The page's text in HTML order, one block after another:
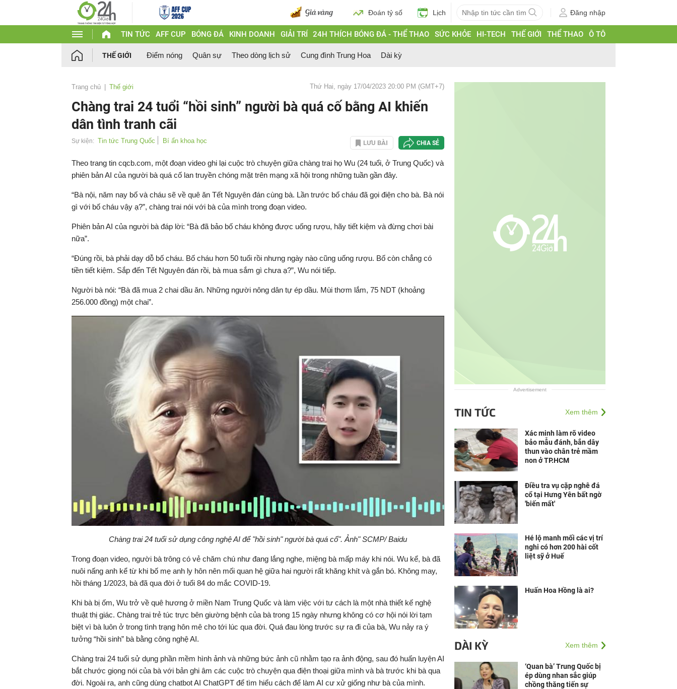
Đoán tỷ số Lịch Đăng nhập
TIN TỨC AFF CUP BÓNG ĐÁ KINH DOANH GIẢI TRÍ 24H THÍCH BÓNG ĐÁ - THỂ THAO SỨC KHỎE HI-TECH THẾ GIỚI THỂ THAO Ô TÔ
THẾ GIỚI Điểm nóng Quân sự Theo dòng lịch sử Cung đình Trung Hoa Dài kỳ
Trang chủ Thế giới Thứ Hai, ngày 17/04/2023 20:00 PM (GMT+7)
Chàng trai 24 tuổi “hồi sinh” người bà quá cố bằng AI khiến
dân tình tranh cãi
Sự kiện: Tin tức Trung Quốc Bí ẩn khoa học LƯU BÀI CHIA SẺ
Theo trang tin cqcb.com, một đoạn video ghi lại cuộc trò chuyện giữa chàng trai họ Wu (24 tuổi, ở Trung Quốc) và
phiên bản AI của người bà quá cố lan truyền chóng mặt trên mạng xã hội trong những tuần gần đây.
“Bà nội, năm nay bố và cháu sẽ về quê ăn Tết Nguyên đán cùng bà. Lần trước bố cháu đã gọi điện cho bà. Bà nói
gì với bố cháu vậy ạ?”, chàng trai nói với bà của mình trong đoạn video.
Phiên bản AI của người bà đáp lời: “Bà đã bảo bố cháu không được uống rượu, hãy tiết kiệm và đừng chơi bài
nữa”.
“Đúng rồi, bà phải dạy dỗ bố cháu. Bố cháu hơn 50 tuổi rồi nhưng ngày nào cũng uống rượu. Bố còn chẳng có
tiền tiết kiệm. Sắp đến Tết Nguyên đán rồi, bà mua sắm gì chưa ạ?”, Wu nói tiếp.
Người bà nói: “Bà đã mua 2 chai dầu ăn. Những người nông dân tự ép dầu. Mùi thơm lắm, 75 NDT (khoảng
256.000 đồng) một chai”.
Chàng trai 24 tuổi sử dụng công nghệ AI để "hồi sinh" người bà quá cố". Ảnh" SCMP/ Baidu
Trong đoạn video, người bà trông có vẻ chăm chú như đang lắng nghe, miệng bà mấp máy khi nói. Wu kể, bà đã
nuôi nấng anh kể từ khi bố mẹ anh ly hôn nên mối quan hệ giữa hai người rất khăng khít và gắn bó. Không may,
hồi tháng 1/2023, bà đã qua đời ở tuổi 84 do mắc COVID-19.
Khi bà bị ốm, Wu trở về quê hương ở miền Nam Trung Quốc và làm việc với tư cách là một nhà thiết kế nghệ
thuật thị giác. Chàng trai trẻ túc trực bên giường bệnh của bà trong 15 ngày nhưng không có cơ hội nói lời tạm
biệt vì bà luôn ở trong tình trạng hôn mê cho tới lúc qua đời. Quá đau lòng trước sự ra đi của bà, Wu nảy ra ý
tưởng “hồi sinh” bà bằng công nghệ AI.
Chàng trai 24 tuổi sử dụng phần mềm hình ảnh và những bức ảnh cũ nhằm tạo ra ảnh động, sau đó huấn luyện AI
bắt chước giọng nói của bà với bản ghi âm các cuộc trò chuyện qua điện thoại giữa mình và bà trước khi bà qua
đời. Ngoài ra, anh cũng dùng chatbot AI ChatGPT để tìm hiểu cách để làm AI cư xử giống như bà của mình.
Advertisement
TIN TỨC Xem thêm
Xác minh làm rõ video
bảo mẫu đánh, bắn dây
thun vào chân trẻ mầm
non ở TP.HCM
Điều tra vụ cặp nghê đá
cổ tại Hưng Yên bất ngờ
'biến mất'
Hé lộ manh mối các vị trí
nghi có hơn 200 hài cốt
liệt sỹ ở Huế
Huấn Hoa Hồng là ai?
DÀI KỲ Xem thêm
‘Quan bà’ Trung Quốc bị
ép dùng nhan sắc giúp
chồng thăng tiến sự